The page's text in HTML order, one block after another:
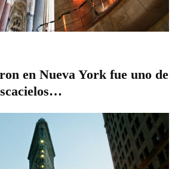
en Nueva York fue uno de